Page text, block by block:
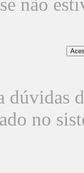
não
dúvidas
no